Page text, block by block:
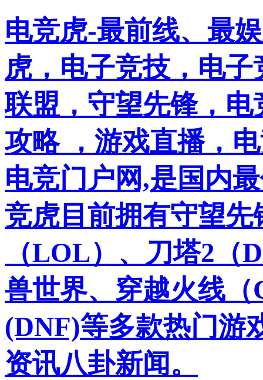
电竞虎-最前线、最
虎，电子竞技，电
联盟，守望先锋，
攻略 ，游戏直播，
电竞门户网,是国内
竞虎目前拥有守望
（LOL）、刀塔2（
兽世界、穿越火线
(DNF)等多款热门游
资讯八卦新闻。